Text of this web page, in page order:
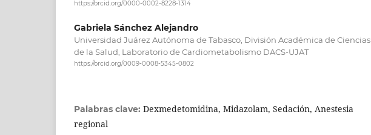
https://orcid.org/0000-0002-8228-1314
Gabriela Sánchez Alejandro
Universidad Juárez Autónoma de Tabasco, División Académica de Ciencias
de la Salud, Laboratorio de Cardiometabolismo DACS-UJAT
https://orcid.org/0009-0008-5345-0802
Palabras clave: Dexmedetomidina, Midazolam, Sedación, Anestesia
regional